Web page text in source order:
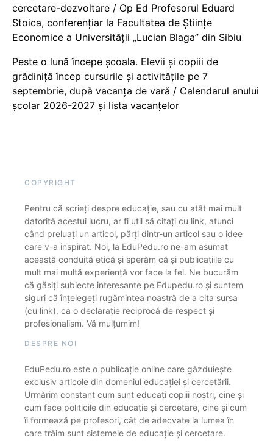
cercetare-dezvoltare / Op Ed Profesorul Eduard
Stoica, conferențiar la Facultatea de Științe
Economice a Universității „Lucian Blaga” din Sibiu
Peste o lună începe școala. Elevii și copiii de
grădiniță încep cursurile și activitățile pe 7
septembrie, după vacanța de vară / Calendarul anului
școlar 2026-2027 și lista vacanțelor
COPYRIGHT
Pentru că scrieți despre educație, sau cu atât mai mult
datorită acestui lucru, ar fi util să citați cu link, atunci
când preluați un articol, părți dintr-un articol sau o idee
care v-a inspirat. Noi, la EduPedu.ro ne-am asumat
această conduită etică și sperăm că și publicațiile cu
mult mai multă experiență vor face la fel. Ne bucurăm
că găsiți subiecte interesante pe Edupedu.ro și suntem
siguri că înțelegeți rugămintea noastră de a cita sursa
(cu link), ca o declarație reciprocă de respect și
profesionalism. Vă mulțumim!
DESPRE NOI
EduPedu.ro este o publicație online care găzduiește
exclusiv articole din domeniul educației și cercetării.
Urmărim constant cum sunt educați copiii noștri, cine și
cum face politicile din educație și cercetare, cine și cum
îi formează pe profesori, cât de adecvate la lumea în
care trăim sunt sistemele de educație și cercetare.